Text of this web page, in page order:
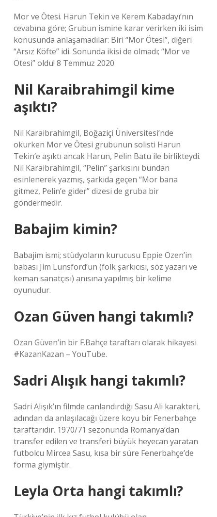
Mor ve Ötesi. Harun Tekin ve Kerem Kabadayı’nın
cevabına göre; Grubun ismine karar verirken iki isim
konusunda anlaşamadılar: Biri “Mor Ötesi”, diğeri
“Arsız Köfte” idi. Sonunda ikisi de olmadı; “Mor ve
Ötesi” oldu! 8 Temmuz 2020
Nil Karaibrahimgil kime
aşıktı?
Nil Karaibrahimgil, Boğaziçi Üniversitesi’nde
okurken Mor ve Ötesi grubunun solisti Harun
Tekin’e aşıktı ancak Harun, Pelin Batu ile birlikteydi.
Nil Karaibrahimgil, “Pelin” şarkısını bundan
esinlenerek yazmış, şarkıda geçen “Mor bana
gitmez, Pelin’e gider” dizesi de gruba bir
göndermedir.
Babajim kimin?
Babajim ismi; stüdyoların kurucusu Eppie Özen’in
babası Jim Lunsford’un (folk şarkıcısı, söz yazarı ve
keman sanatçısı) anısına yapılmış bir kelime
oyunudur.
Ozan Güven hangi takımlı?
Ozan Güven’in bir F.Bahçe taraftarı olarak hikayesi
#KazanKazan – YouTube.
Sadri Alışık hangi takımlı?
Sadri Alışık’ın filmde canlandırdığı Sasu Ali karakteri,
adından da anlaşılacağı üzere koyu bir Fenerbahçe
taraftarıdır. 1970/71 sezonunda Romanya’dan
transfer edilen ve transferi büyük heyecan yaratan
futbolcu Mircea Sasu, kısa bir süre Fenerbahçe’de
forma giymiştir.
Leyla Orta hangi takımlı?